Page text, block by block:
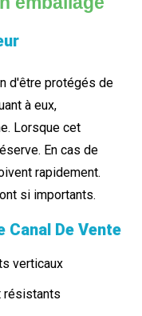
d'être protégés de
à eux,
Lorsque cet
En cas de
rapidement.
si importants.
De Vente
verticaux
résistants